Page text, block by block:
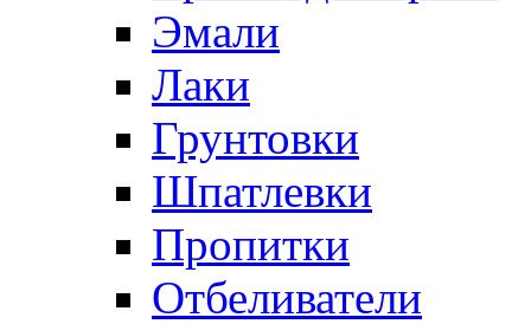
Эмали
Лаки
Грунтовки
Шпатлевки
Пропитки
Отбеливатели